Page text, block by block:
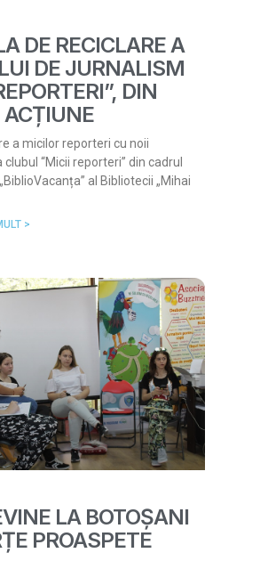
DE RECICLARE A
DE JURNALISM
DIN
a micilor reporteri cu noii
“Micii reporteri” din cadrul
al Bibliotecii „Mihai
>
LA BOTOȘANI
PROASPETE